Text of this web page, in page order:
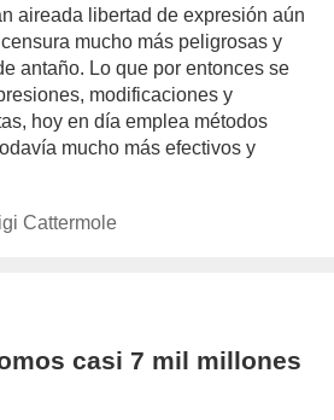
aireada libertad de expresión aún
mucho más peligrosas y
antaño. Lo que por entonces se
modificaciones y
hoy en día emplea métodos
mucho más efectivos y
author/pierluigi-
Cattermole
casi 7 mil millones